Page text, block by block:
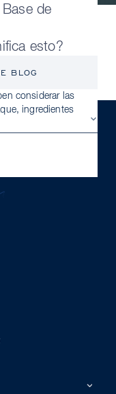
de
esto?
como cualquier
considerar las
ingredientes
BLOG